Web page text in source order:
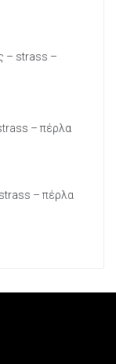
– strass –
– πέρλα
– πέρλα